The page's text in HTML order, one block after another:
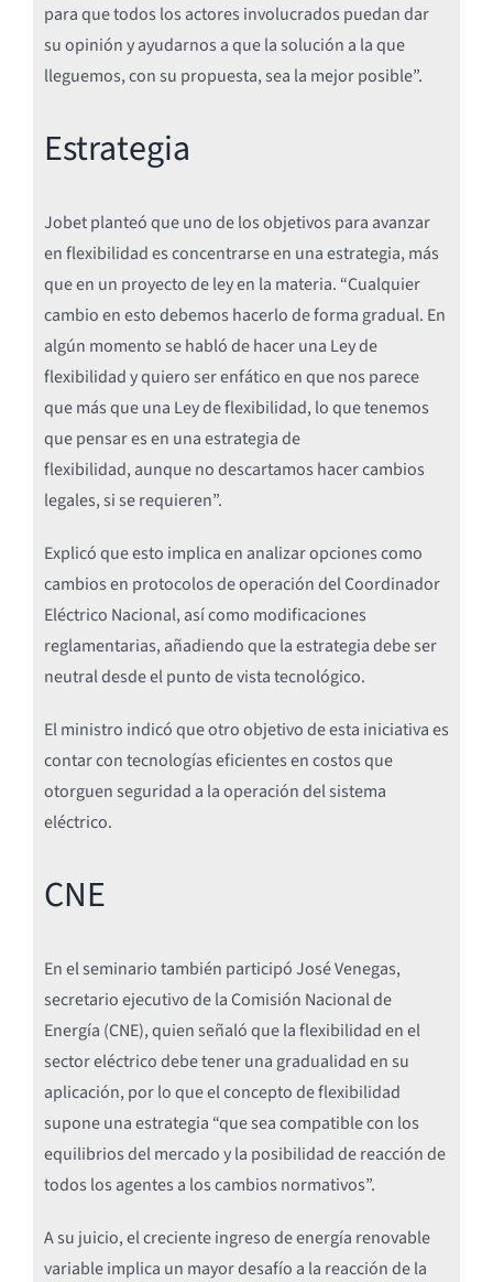
para que todos los actores involucrados puedan dar
su opinión y ayudarnos a que la solución a la que
lleguemos, con su propuesta, sea la mejor posible”.
Estrategia
Jobet planteó que uno de los objetivos para avanzar
en flexibilidad es concentrarse en una estrategia, más
que en un proyecto de ley en la materia. “Cualquier
cambio en esto debemos hacerlo de forma gradual. En
algún momento se habló de hacer una Ley de
flexibilidad y quiero ser enfático en que nos parece
que más que una Ley de flexibilidad, lo que tenemos
que pensar es en una estrategia de
flexibilidad, aunque no descartamos hacer cambios
legales, si se requieren”.
Explicó que esto implica en analizar opciones como
cambios en protocolos de operación del Coordinador
Eléctrico Nacional, así como modificaciones
reglamentarias, añadiendo que la estrategia debe ser
neutral desde el punto de vista tecnológico.
El ministro indicó que otro objetivo de esta iniciativa es
contar con tecnologías eficientes en costos que
otorguen seguridad a la operación del sistema
eléctrico.
CNE
En el seminario también participó José Venegas,
secretario ejecutivo de la Comisión Nacional de
Energía (CNE), quien señaló que la flexibilidad en el
sector eléctrico debe tener una gradualidad en su
aplicación, por lo que el concepto de flexibilidad
supone una estrategia “que sea compatible con los
equilibrios del mercado y la posibilidad de reacción de
todos los agentes a los cambios normativos”.
A su juicio, el creciente ingreso de energía renovable
variable implica un mayor desafío a la reacción de la